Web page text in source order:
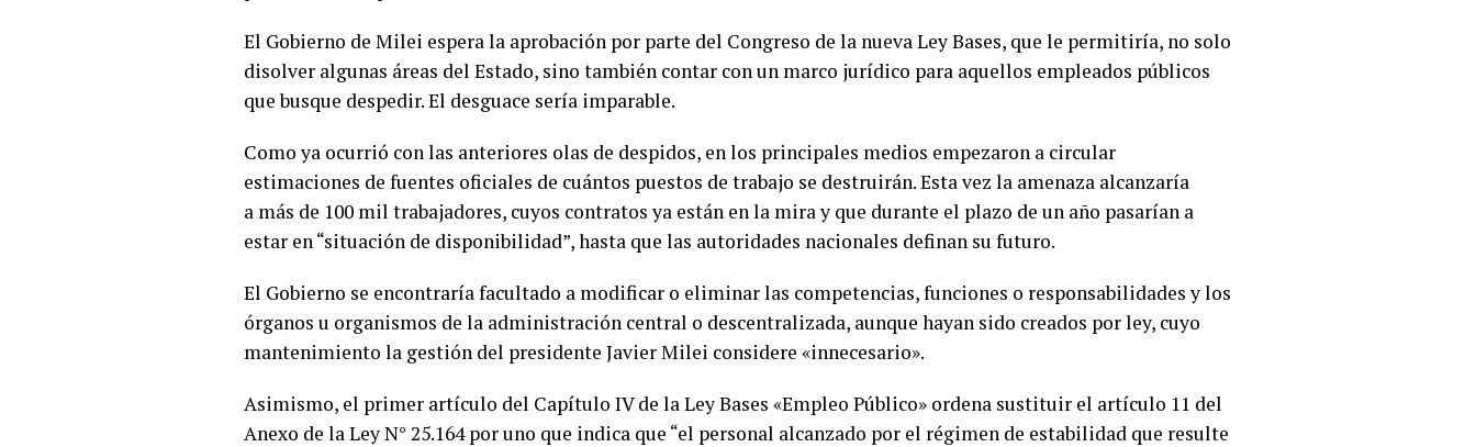
El Gobierno de Milei espera la aprobación por parte del Congreso de la nueva Ley Bases, que le permitiría, no solo
disolver algunas áreas del Estado, sino también contar con un marco jurídico para aquellos empleados públicos
que busque despedir. El desguace sería imparable.
Como ya ocurrió con las anteriores olas de despidos, en los principales medios empezaron a circular
estimaciones de fuentes oficiales de cuántos puestos de trabajo se destruirán. Esta vez la amenaza alcanzaría
a más de 100 mil trabajadores, cuyos contratos ya están en la mira y que durante el plazo de un año pasarían a
estar en “situación de disponibilidad”, hasta que las autoridades nacionales definan su futuro.
El Gobierno se encontraría facultado a modificar o eliminar las competencias, funciones o responsabilidades y los
órganos u organismos de la administración central o descentralizada, aunque hayan sido creados por ley, cuyo
mantenimiento la gestión del presidente Javier Milei considere «innecesario».
Asimismo, el primer artículo del Capítulo IV de la Ley Bases «Empleo Público» ordena sustituir el artículo 11 del
Anexo de la Ley N° 25.164 por uno que indica que “el personal alcanzado por el régimen de estabilidad que resulte